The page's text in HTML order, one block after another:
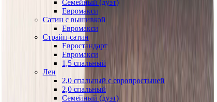
Семейный (дуэт)
Евромакси
Сатин с вышивкой
Евромакси
Страйп-сатин
Евростандарт
Евромакси
1,5 спальный
Лен
2,0 спальный с европростыней
2,0 спальный
Семейный (дуэт)